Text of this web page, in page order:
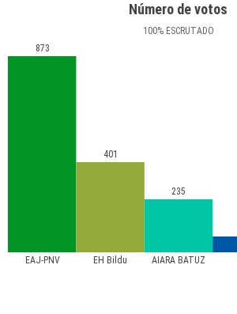
Número de votos
100%ESCRUTADO
EAJ-PNV EH Bildu AIARA BATUZ
873
401
235